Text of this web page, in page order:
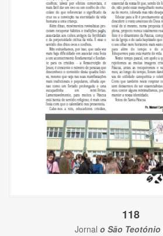
118
Jornal o São Teotónio